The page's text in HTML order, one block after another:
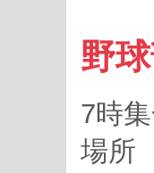
野
7時
場所